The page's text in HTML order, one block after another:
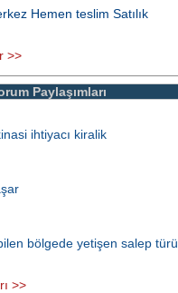
Hemen teslim Satılık
>>
Paylaşımları
ihtiyacı kiralik
bölgede yetişen salep türü
>>